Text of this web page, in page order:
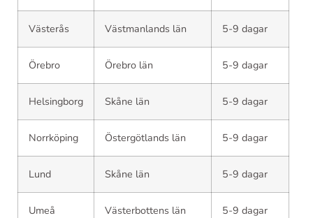
Västerås Västmanlands län 5-9 dagar
Örebro Örebro län 5-9 dagar
Helsingborg Skåne län 5-9 dagar
Norrköping Östergötlands län 5-9 dagar
Lund Skåne län 5-9 dagar
Umeå Västerbottens län 5-9 dagar